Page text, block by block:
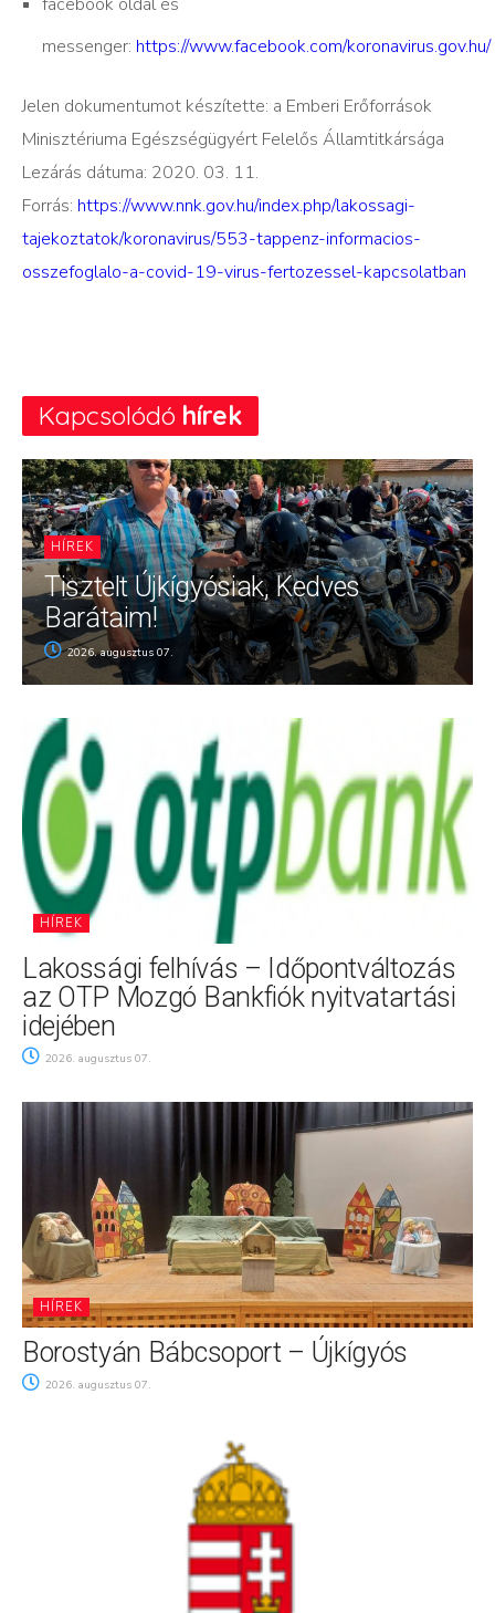
messenger: https://www.facebook.com/koronavirus.gov.hu/
Jelen dokumentumot készítette: a Emberi Erőforrások
Minisztériuma Egészségügyért Felelős Államtitkársága
Lezárás dátuma: 2020. 03. 11.
Forrás: https://www.nnk.gov.hu/index.php/lakossagi-
tajekoztatok/koronavirus/553-tappenz-informacios-
osszefoglalo-a-covid-19-virus-fertozessel-kapcsolatban
Kapcsolódó hírek
HÍREK
Tisztelt Újkígyósiak, Kedves
Barátaim!
2026. augusztus 07.
HÍREK
Lakossági felhívás – Időpontváltozás
az OTP Mozgó Bankfiók nyitvatartási
idejében
2026. augusztus 07.
HÍREK
Borostyán Bábcsoport – Újkígyós
2026. augusztus 07.